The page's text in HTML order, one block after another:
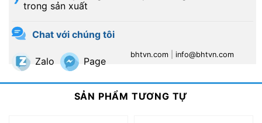
trong sản xuất
Chat với chúng tôi
Zalo Page
bhtvn.com |info@bhtvn.com
SẢN PHẨM TƯƠNG TỰ